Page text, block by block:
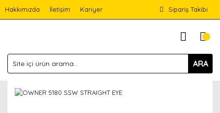
Hakkımızda İletişim Kariyer Sipariş Takibi
ARA